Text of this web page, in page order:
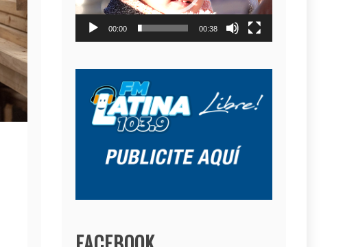
00:00 00:38